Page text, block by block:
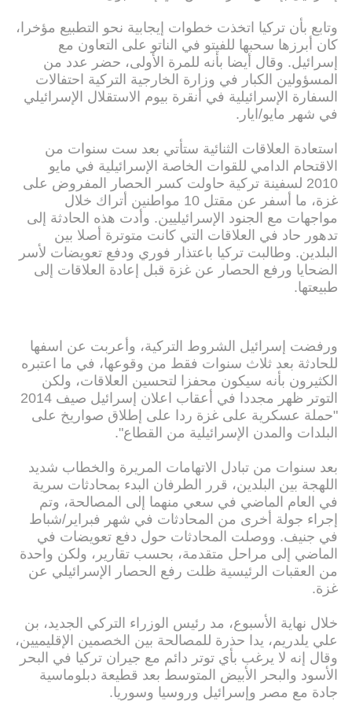
وتابع بأن تركيا اتخذت خطوات إيجابية نحو التطبيع مؤخرا،
كان أبرزها سحبها للفيتو في الناتو على التعاون مع
إسرائيل. وقال أيضا بأنه للمرة الأولى، حضر عدد من
المسؤولين الكبار في وزارة الخارجية التركية احتفالات
السفارة الإسرائيلية في أنقرة بيوم الاستقلال الإسرائيلي
في شهر مايو/ايار.
استعادة العلاقات الثنائية ستأتي بعد ست سنوات من
الاقتحام الدامي للقوات الخاصة الإسرائيلية في مايو
2010 لسفينة تركية حاولت كسر الحصار المفروض على
غزة، ما أسفر عن مقتل 10 مواطنين أتراك خلال
مواجهات مع الجنود الإسرائيليين. وأدت هذه الحادثة إلى
تدهور حاد في العلاقات التي كانت متوترة أصلا بين
البلدين. وطالبت تركيا باعتذار فوري ودفع تعويضات لأسر
الضحايا ورفع الحصار عن غزة قبل إعادة العلاقات إلى
طبيعتها.
ورفضت إسرائيل الشروط التركية، وأعربت عن اسفها
للحادثة بعد ثلاث سنوات فقط من وقوعها، في ما اعتبره
الكثيرون بأنه سيكون محفزا لتحسين العلاقات، ولكن
التوتر ظهر مجددا في أعقاب اعلان إسرائيل صيف 2014
"حملة عسكرية على غزة ردا على إطلاق صواريخ على
البلدات والمدن الإسرائيلية من القطاع".
بعد سنوات من تبادل الاتهامات المريرة والخطاب شديد
اللهجة بين البلدين، قرر الطرفان البدء بمحادثات سرية
في العام الماضي في سعي منهما إلى المصالحة، وتم
إجراء جولة أخرى من المحادثات في شهر فبراير/شباط
في جنيف. ووصلت المحادثات حول دفع تعويضات في
الماضي إلى مراحل متقدمة، بحسب تقارير، ولكن واحدة
من العقبات الرئيسية ظلت رفع الحصار الإسرائيلي عن
غزة.
خلال نهاية الأسبوع، مد رئيس الوزراء التركي الجديد، بن
علي يلدريم، يدا حذرة للمصالحة بين الخصمين الإقليميين،
وقال إنه لا يرغب بأي توتر دائم مع جيران تركيا في البحر
الأسود والبحر الأبيض المتوسط بعد قطيعة دبلوماسية
جادة مع مصر وإسرائيل وروسيا وسوريا.